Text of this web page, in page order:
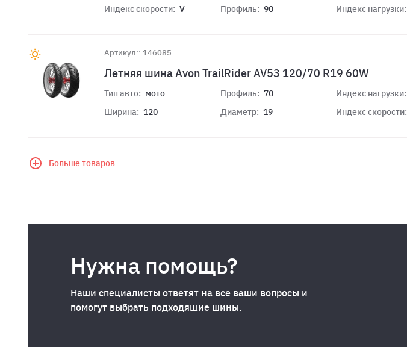
Индекс скорости: V
Профиль: 90
Индекс нагрузки:
Артикул:: 146085
Летняя шина Avon TrailRider AV53 120/70 R19 60W
Тип авто: мото
Ширина: 120
Профиль: 70
Диаметр: 19
Индекс нагрузки:
Индекс скорости:
Больше товаров
Нужна помощь?
Наши специалисты ответят на все ваши вопросы и
помогут выбрать подходящие шины.